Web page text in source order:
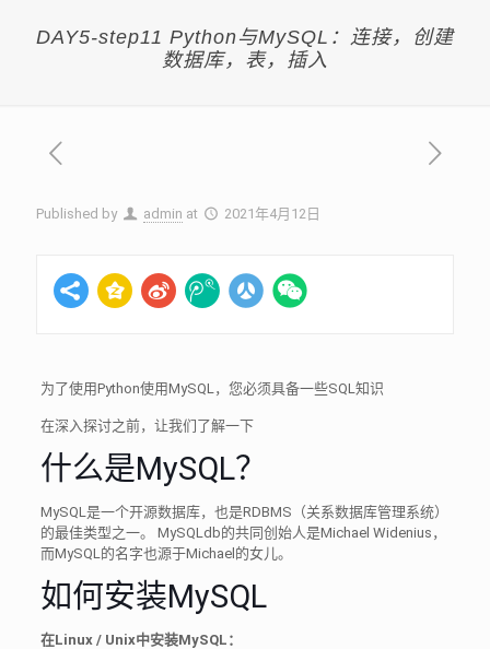
DAY5-step11 Python与MySQL：连接，创建
数据库，表，插入
Published by admin at 2021年4月12日
为了使用Python使用MySQL，您必须具备一些SQL知识
在深入探讨之前，让我们了解一下
什么是MySQL？
MySQL是一个开源数据库，也是RDBMS（关系数据库管理系统）
的最佳类型之一。 MySQLdb的共同创始人是Michael Widenius，
而MySQL的名字也源于Michael的女儿。
如何安装MySQL
在Linux / Unix中安装MySQL：